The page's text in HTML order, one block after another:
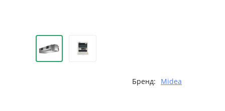
Бренд: Midea